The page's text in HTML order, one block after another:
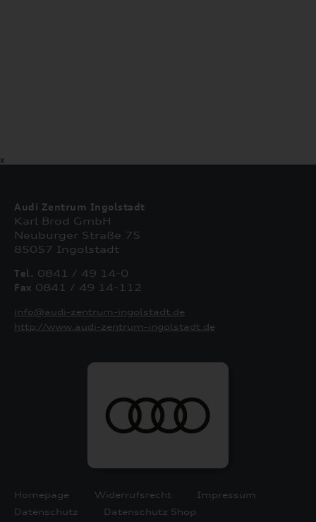
X
Audi Zentrum Ingolstadt
Karl Brod GmbH
Neuburger Straße 75
85057 Ingolstadt
Tel. 0841 / 49 14-0
Fax 0841 / 49 14-112
info@audi-zentrum-ingolstadt.de
http://www.audi-zentrum-ingolstadt.de
Homepage Widerrufsrecht
Impressum
Datenschutz
Datenschutz Shop